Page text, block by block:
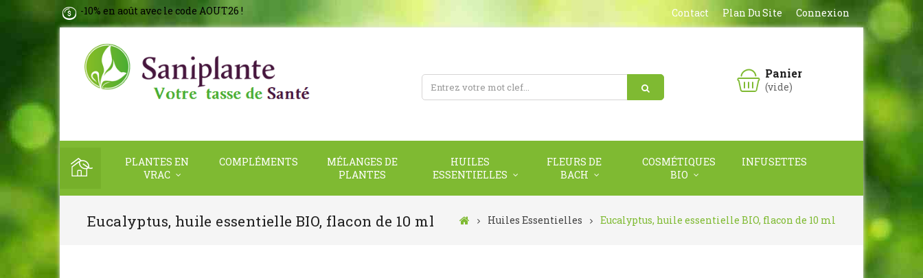
Connexion
Contact Plan Du Site
-10% en août avec le code AOUT26 !
Panier
(vide)
PLANTES EN
VRAC
COMPLÉMENTS
MÉLANGES DE
PLANTES
HUILES
ESSENTIELLES
FLEURS DE
BACH
COSMÉTIQUES
BIO
INFUSETTES
Eucalyptus, huile essentielle BIO, flacon de 10 ml Huiles Essentielles Eucalyptus, huile essentielle BIO, flacon de 10 ml